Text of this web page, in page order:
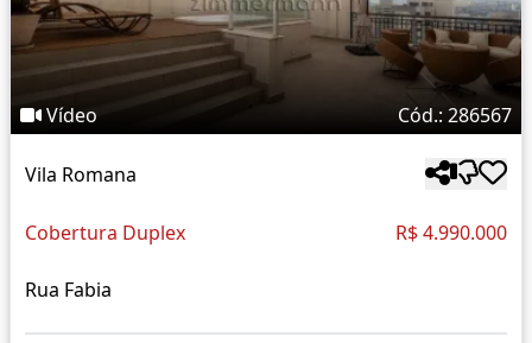
Vídeo Cód.: 286567
Vila Romana
Cobertura Duplex R$ 4.990.000
Rua Fabia